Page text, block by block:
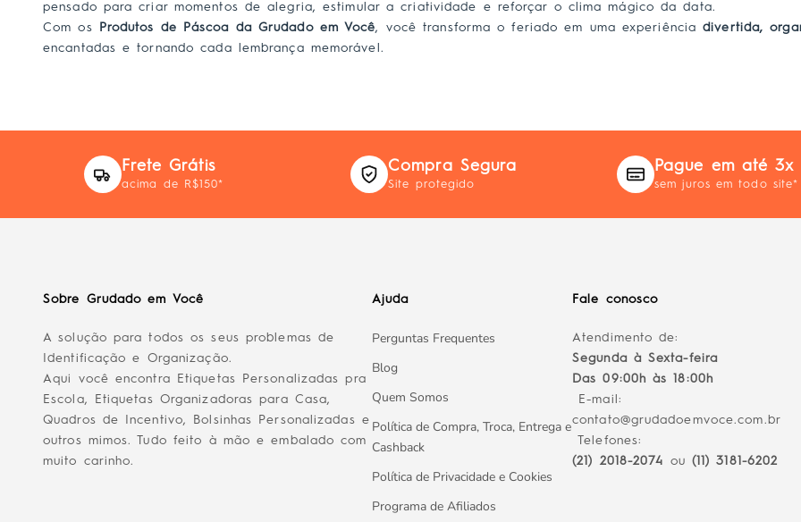
pensado para criar momentos de alegria, estimular a criatividade e reforçar o clima mágico da data.
Com os
Produtos de Páscoa da Grudado em Você, você transforma o feriado em uma experiênciadivertida,
encantadas e tornando cada lembrança memorável.
Frete Grátis
acima de R$150*
Compra Segura
Site protegido
Pague em até 3x
sem juros em todo site*
Sobre Grudado em Você
A solução para todos os seus problemas de
Identificação e Organização.
Aqui você encontra Etiquetas Personalizadas pra
Escola, Etiquetas Organizadoras para Casa,
Quadros de Incentivo, Bolsinhas Personalizadas e
outros mimos. Tudo feito à mão e embalado com
muito carinho.
Ajuda
Perguntas Frequentes
Blog
Quem Somos
Política de Compra, Troca, Entrega e
Cashback
Política de Privacidade e Cookies
Programa de Afiliados
Fale conosco
Atendimento de:
Segunda à Sexta-feira
Das 09:00h às 18:00h
E-mail:
contato@grudadoemvoce.com.br
Telefones:
(21) 2018-2074
ou (11) 3181-6202